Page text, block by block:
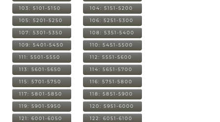
103: 5101-5150 104: 5151-5200
105: 5201-5250 106: 5251-5300
107: 5301-5350 108: 5351-5400
109: 5401-5450 110: 5451-5500
111: 5501-5550 112: 5551-5600
113: 5601-5650 114: 5651-5700
115: 5701-5750 116: 5751-5800
117: 5801-5850 118: 5851-5900
119: 5901-5950 120: 5951-6000
121: 6001-6050 122: 6051-6100